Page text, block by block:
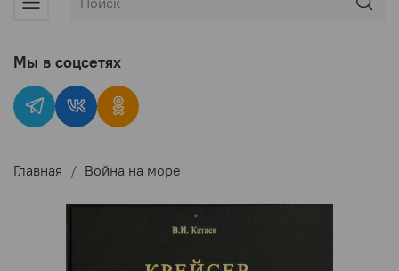
Главная Война на море
Мы в соцсетях